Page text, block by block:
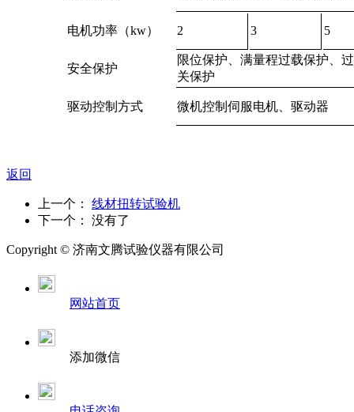
电机功率（kw） 2 3 5
安全保护
限位保护、满量程过载保护、
关保护
驱动控制方式 微机控制伺服电机、驱动器
返回
上一个： 线材扭转试验机
下一个： 没有了
Copyright © 济南文腾试验仪器有限公司
网站首页
添加微信